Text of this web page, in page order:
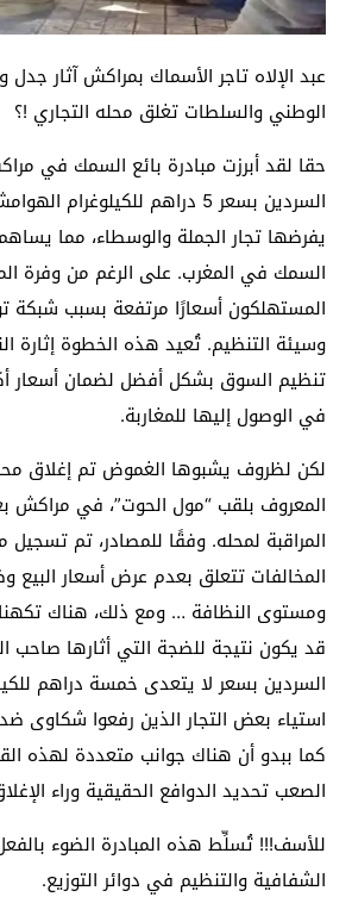
عبد الإلاه تاجر الأسماك بمراكش آثار
الوطني والسلطات تغلق محله التجاري !؟
حقا لقد أبرزت مبادرة بائع السمك في
السردين بسعر 5 دراهم للكيلوغرام
يفرضها تجار الجملة والوسطاء، مما
السمك في المغرب. على الرغم من وفرة
المستهلكون أسعارًا مرتفعة بسبب شبكة
وسيئة التنظيم. تُعيد هذه الخطوة إثارة
تنظيم السوق بشكل أفضل لضمان أسعار
في الوصول إليها للمغاربة.
لكن لظروف يشبوها الغموض تم إغلاق محل
المعروف بلقب “مول الحوت”، في مراكش
المراقبة لمحله. وفقًا للمصادر، تم
المخالفات تتعلق بعدم عرض أسعار البيع
ومستوى النظافة … ومع ذلك، هناك
قد يكون نتيجة للضجة التي أثارها صاحب
السردين بسعر لا يتعدى خمسة دراهم
استياء بعض التجار الذين رفعوا شكاوى
كما ببدو أن هناك جوانب متعددة لهذه
الصعب تحديد الدوافع الحقيقية وراء
للأسف!!! تُسلِّط هذه المبادرة الضوء
الشفافية والتنظيم في دوائر التوزيع.